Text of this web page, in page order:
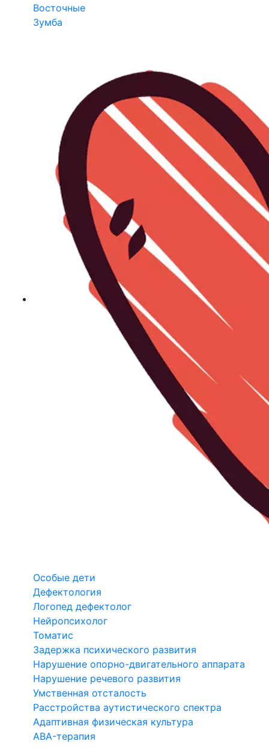
Восточные
Зумба
Особые дети
Дефектология
Логопед дефектолог
Нейропсихолог
Томатис
Задержка психического развития
Нарушение опорно-двигательного аппарата
Нарушение речевого развития
Умственная отсталость
Расстройства аутистического спектра
Адаптивная физическая культура
ABA-терапия